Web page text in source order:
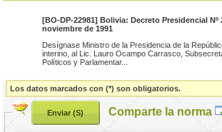
[BO-DP-22981] Bolivia: Decreto Presidencial Nº
noviembre de 1991
Desígnase Ministro de la Presidencia de la
interino, al Lic. Lauro Ocampo Carrasco,
Políticos y Parlamentar...
Los datos marcados con (*) son obligatorios.
Comparte la norma